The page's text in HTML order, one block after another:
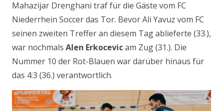
Mahazijar Drenghani traf für die Gäste vom FC
Niederrhein Soccer das Tor. Bevor Ali Yavuz vom FC
seinen zweiten Treffer an diesem Tag ablieferte (33.),
war nochmals Alen Erkocevicam Zug (31.). Die
Nummer 10 der Rot-Blauen war darüber hinaus für
das 4:3 (36.) verantwortlich.